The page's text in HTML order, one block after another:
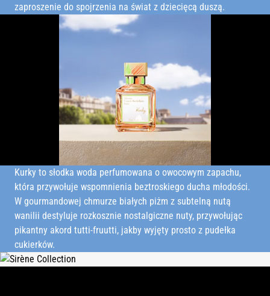
zaproszenie do spojrzenia na świat z dziecięcą duszą.
Kurky to słodka woda perfumowana o owocowym zapachu,
która przywołuje wspomnienia beztroskiego ducha młodości.
W gourmandowej chmurze białych piżm z subtelną nutą
wanilii destyluje rozkosznie nostalgiczne nuty, przywołując
pikantny akord tutti-fruutti, jakby wyjęty prosto z pudełka
cukierków.